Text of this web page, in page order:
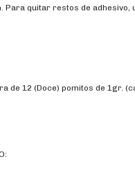
Para quitar restos de adhesivo,
de 12 (Doce) pomitos de 1gr.